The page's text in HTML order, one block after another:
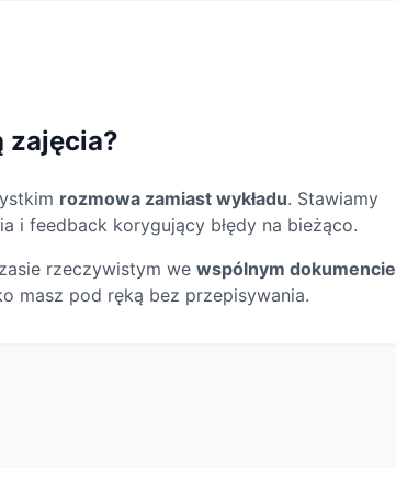
zajęcia?
rozmowa zamiast wykładu. Stawiamy
i feedback korygujący błędy na bieżąco.
rzeczywistym we wspólnym dokumencie
masz pod ręką bez przepisywania.